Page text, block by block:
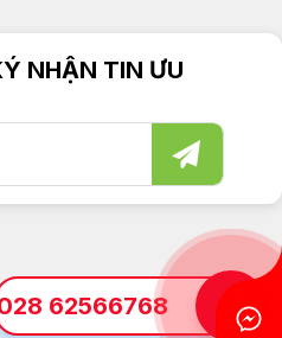
NHẬN TIN ƯU
62566768